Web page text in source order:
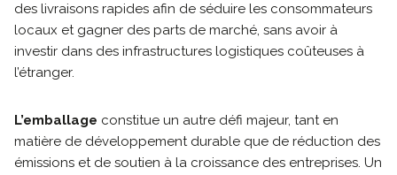
des livraisons rapides afin de séduire les consommateurs
locaux et gagner des parts de marché, sans avoir à
investir dans des infrastructures logistiques coûteuses à
l’étranger.
L’emballage constitue un autre défi majeur, tant en
matière de développement durable que de réduction des
émissions et de soutien à la croissance des entreprises. Un